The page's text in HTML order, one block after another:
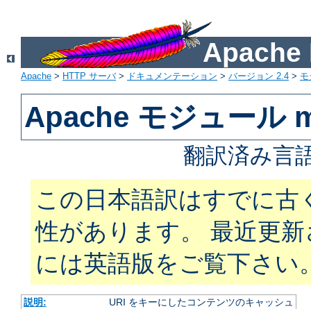
Apache
Apache > HTTP サーバ> ドキュメンテーション > バージョン 2.4 >
Apache モジュール
翻訳済み言
この日本語訳はすでに古
性があります。 最近更
には英語版をご覧下さい
説明:
URI をキーにしたコンテンツのキャッシュ